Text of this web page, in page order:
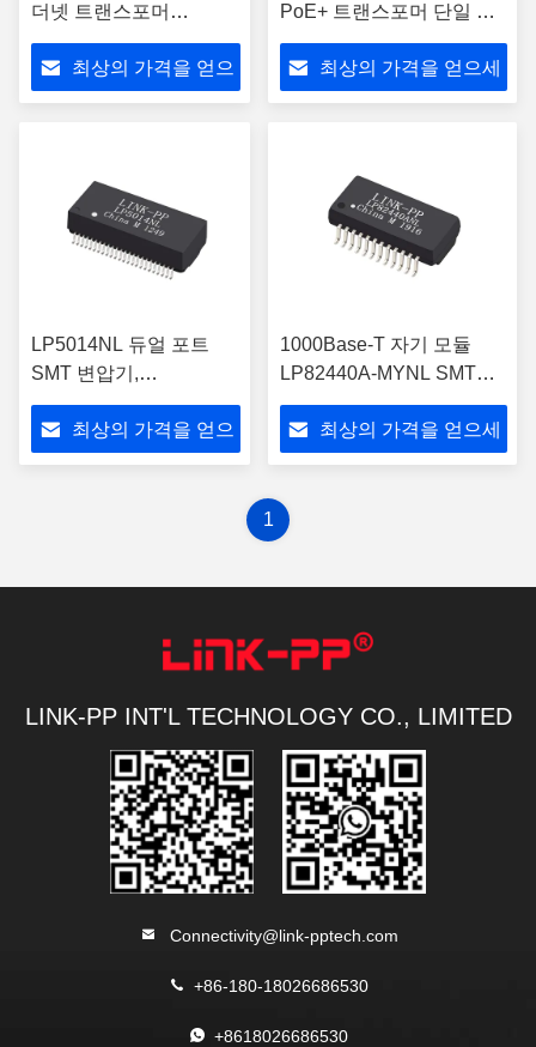
더넷 트랜스포머
10/100/1000 BASE-T
최상의 가격을 얻으
PoE+ 트랜스포머 단일 포
트 LAN 자기
최상의 가격을 얻으세
LP5014NL 듀얼 포트
SMT 변압기,
10/100/1000BASE-T 이
더넷용최상의 가격을 얻으
1000Base-T 자기 모듈
LP82440A-MYNL SMT
PoE 응용 프로그램
최상의 가격을 얻으세
1
LINK-PP INT'L TECHNOLOGY CO., LIMITED
Connectivity@link-pptech.com
+86-180-18026686530
+8618026686530